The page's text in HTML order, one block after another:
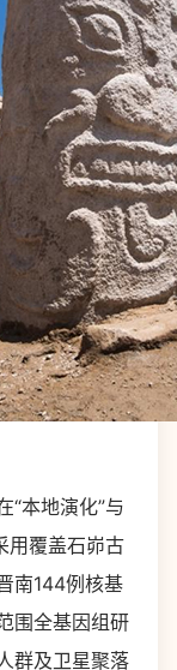
本地演化”与
用覆盖石峁古
南144例核基
围全基因组研
群及卫星聚落